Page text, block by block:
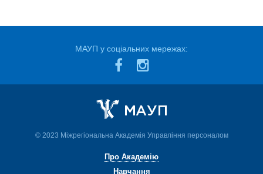
МАУП у соціальних мережах:
© 2023 Міжрегіональна Академія Управління персоналом
Про Академію
Навчання